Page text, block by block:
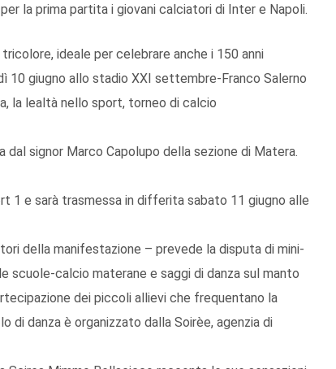
la prima partita i giovani calciatori di Inter e Napoli.
ideale per celebrare anche i 150 anni
10 giugno allo stadio XXI settembre-Franco Salerno
la lealtà nello sport, torneo di calcio
dal signor Marco Capolupo della sezione di Matera.
1 e sarà trasmessa in differita sabato 11 giugno alle
della manifestazione – prevede la disputa di mini-
calcio materane e saggi di danza sul manto
dei piccoli allievi che frequentano la
di danza è organizzato dalla Soirèe, agenzia di